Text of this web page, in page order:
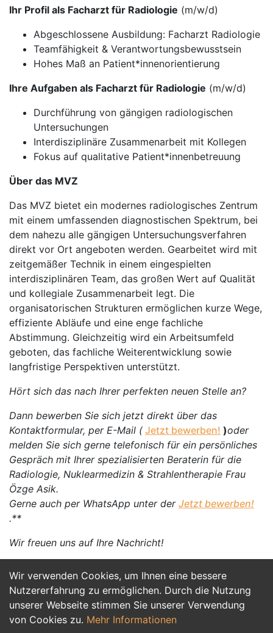
Wir verwenden Cookies, um Ihnen eine bessere
Nutzererfahrung zu ermöglichen. Durch die Nutzung
unserer Webseite stimmen Sie unserer Verwendung
von Cookies zu. Mehr Informationen
Ihr Profil als Facharzt für Radiologie (m/w/d)
Abgeschlossene Ausbildung: Facharzt Radiologie
Teamfähigkeit & Verantwortungsbewusstsein
Hohes Maß an Patient*innenorientierung
Ihre Aufgaben als Facharzt für Radiologie (m/w/d)
Durchführung von gängigen radiologischen
Untersuchungen
Interdisziplinäre Zusammenarbeit mit Kollegen
Fokus auf qualitative Patient*innenbetreuung
Über das MVZ
Das MVZ bietet ein modernes radiologisches Zentrum
mit einem umfassenden diagnostischen Spektrum, bei
dem nahezu alle gängigen Untersuchungsverfahren
direkt vor Ort angeboten werden. Gearbeitet wird mit
zeitgemäßer Technik in einem eingespielten
interdisziplinären Team, das großen Wert auf Qualität
und kollegiale Zusammenarbeit legt. Die
organisatorischen Strukturen ermöglichen kurze Wege,
effiziente Abläufe und eine enge fachliche
Abstimmung. Gleichzeitig wird ein Arbeitsumfeld
geboten, das fachliche Weiterentwicklung sowie
langfristige Perspektiven unterstützt.
Hört sich das nach Ihrer perfekten neuen Stelle an?
Dann bewerben Sie sich jetzt direkt über das
Kontaktformular, per E-Mail ( Jetzt bewerben! )oder
melden Sie sich gerne telefonisch für ein persönliches
Gespräch mit Ihrer spezialisierten Beraterin für die
Radiologie, Nuklearmedizin & Strahlentherapie Frau
Özge Asik.
Gerne auch per WhatsApp unter der Jetzt bewerben!
.**
Wir freuen uns auf Ihre Nachricht!
Jetzt Bewerben